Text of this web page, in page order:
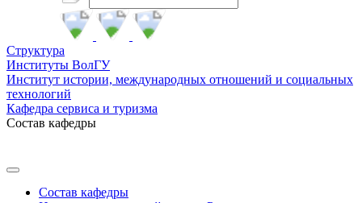
Структура
Институты ВолГУ
Институт истории, международных отношений и социальных
технологий
Кафедра сервиса и туризма
Состав кафедры
Состав кафедры